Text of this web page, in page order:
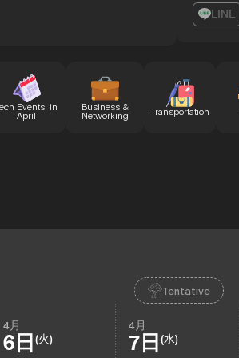
LINE
Events in
April
Business &
Networking Transportation
Tentative
4月
6日(火)
4月
7日(水)